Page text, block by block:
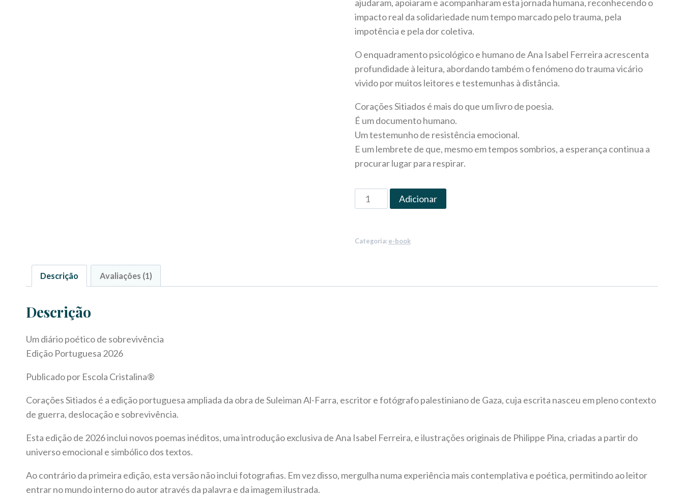
ajudaram, apoiaram e acompanharam esta jornada humana, reconhecendo o
impacto real da solidariedade num tempo marcado pelo trauma, pela
impotência e pela dor coletiva.
O enquadramento psicológico e humano de Ana Isabel Ferreira acrescenta
profundidade à leitura, abordando também o fenómeno do trauma vicário
vivido por muitos leitores e testemunhas à distância.
Corações Sitiados é mais do que um livro de poesia.
É um documento humano.
Um testemunho de resistência emocional.
E um lembrete de que, mesmo em tempos sombrios, a esperança continua a
procurar lugar para respirar.
Adicionar
Categoria: e-book
Descrição Avaliações (1)
Descrição
Um diário poético de sobrevivência
Edição Portuguesa 2026
Publicado por Escola Cristalina®
Corações Sitiados é a edição portuguesa ampliada da obra de Suleiman Al-Farra, escritor e fotógrafo palestiniano de Gaza, cuja escrita nasceu em pleno contexto
de guerra, deslocação e sobrevivência.
Esta edição de 2026 inclui novos poemas inéditos, uma introdução exclusiva de Ana Isabel Ferreira, e ilustrações originais de Philippe Pina, criadas a partir do
universo emocional e simbólico dos textos.
Ao contrário da primeira edição, esta versão não inclui fotografias. Em vez disso, mergulha numa experiência mais contemplativa e poética, permitindo ao leitor
entrar no mundo interno do autor através da palavra e da imagem ilustrada.